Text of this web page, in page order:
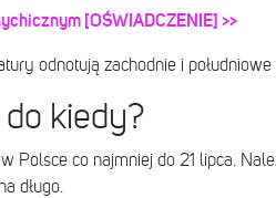
[OŚWIADCZENIE] >>
odnotują zachodnie i
do kiedy?
co najmniej do 21 lipca.
długo.